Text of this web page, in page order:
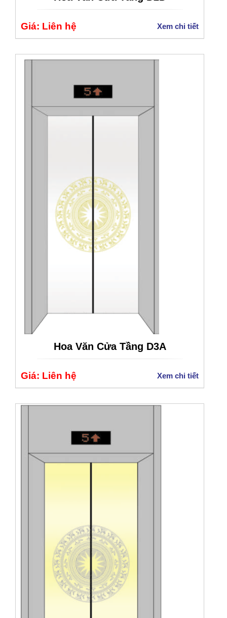
Giá: Liên hệ Xem chi tiết
Hoa Văn Cửa Tầng D3A
Giá: Liên hệ Xem chi tiết